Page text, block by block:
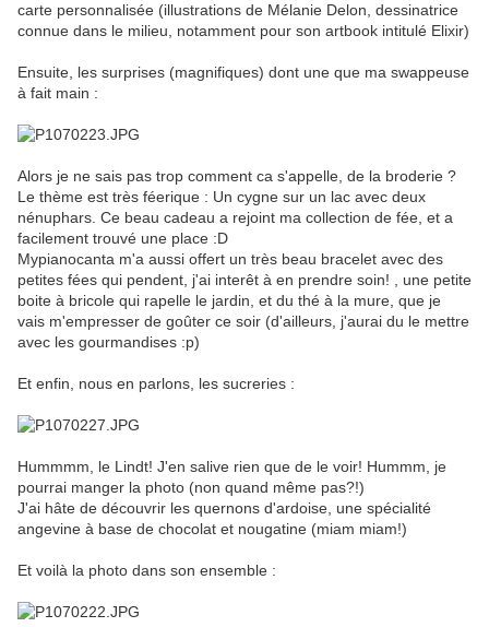
carte personnalisée (illustrations de Mélanie Delon, dessinatrice
connue dans le milieu, notamment pour son artbook intitulé Elixir)
Ensuite, les surprises (magnifiques) dont une que ma swappeuse
à fait main :
Alors je ne sais pas trop comment ca s'appelle, de la broderie ?
Le thème est très féerique : Un cygne sur un lac avec deux
nénuphars. Ce beau cadeau a rejoint ma collection de fée, et a
facilement trouvé une place :D
Mypianocanta m'a aussi offert un très beau bracelet avec des
petites fées qui pendent, j'ai interêt à en prendre soin! , une petite
boite à bricole qui rapelle le jardin, et du thé à la mure, que je
vais m'empresser de goûter ce soir (d'ailleurs, j'aurai du le mettre
avec les gourmandises :p)
Et enfin, nous en parlons, les sucreries :
Hummmm, le Lindt! J'en salive rien que de le voir! Hummm, je
pourrai manger la photo (non quand même pas?!)
J'ai hâte de découvrir les quernons d'ardoise, une spécialité
angevine à base de chocolat et nougatine (miam miam!)
Et voilà la photo dans son ensemble :